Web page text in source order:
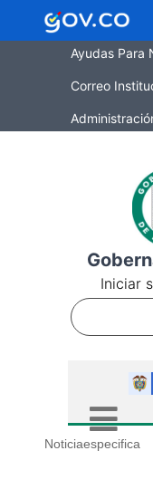
Ayudas Para
Correo
Iniciar
Noticiaespecifica